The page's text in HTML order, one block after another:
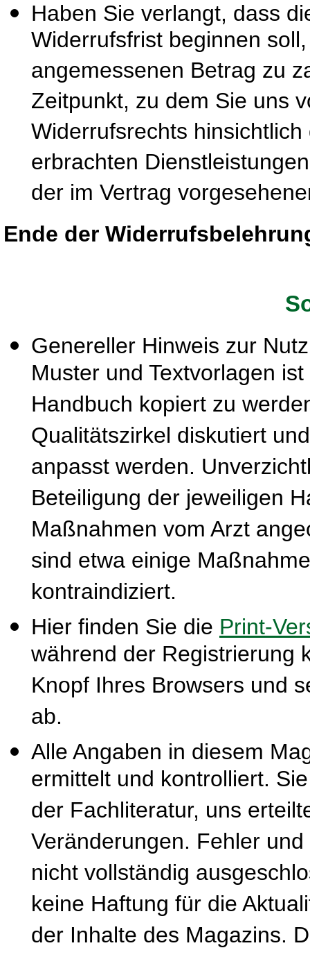
Haben Sie verlangt, dass
Widerrufsfrist beginnen
angemessenen Betrag zu
Zeitpunkt, zu dem Sie uns
Widerrufsrechts
erbrachten
der im Vertrag
Ende der
Genereller Hinweis zur
Muster und Textvorlagen
Handbuch kopiert zu
Qualitätszirkel diskutiert
anpasst werden.
Beteiligung der jeweiligen
Maßnahmen vom Arzt
sind etwa einige
kontraindiziert.
Hier finden Sie die Print-
während der Registrierung
Knopf Ihres Browsers und
ab.
Alle Angaben in diesem
ermittelt und kontrolliert.
der Fachliteratur, uns
Veränderungen. Fehler
nicht vollständig
keine Haftung für die
der Inhalte des Magazins.